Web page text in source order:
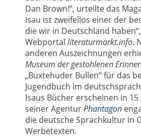
Dan Brown!“, urteilte das
Isau ist zweifellos einer der
die wir in Deutschland
Webportal literaturmarkt.info.
anderen Auszeichnungen
Museum der gestohlenen
„Buxtehuder Bullen“ für das
Jugendbuch im
Isaus Bücher erscheinen in
seiner AgenturPhantagon
die deutsche Sprachkultur in
Werbetexten.